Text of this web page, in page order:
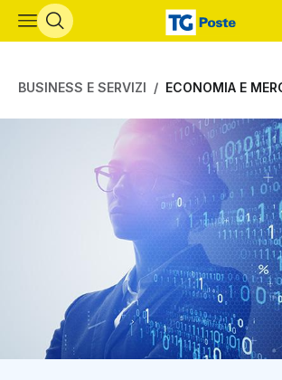
Vai al contenuto principale
BUSINESS E SERVIZI ECONOMIA E